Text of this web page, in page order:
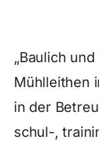
„Baulich
Mühlleithen
in der
schul-,